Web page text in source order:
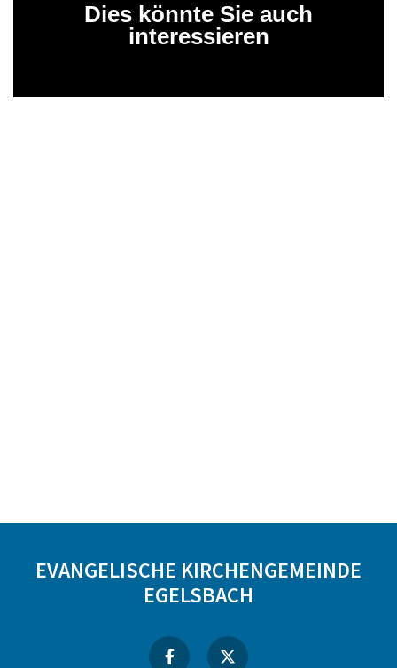
Dies könnte Sie auch
interessieren
EVANGELISCHE KIRCHENGEMEINDE
EGELSBACH